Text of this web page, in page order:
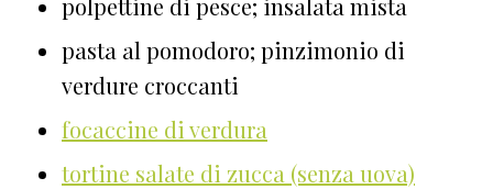
pasta al pomodoro; pinzimonio di
verdure croccanti
focaccine di verdura
tortine salate di zucca (senza uova)